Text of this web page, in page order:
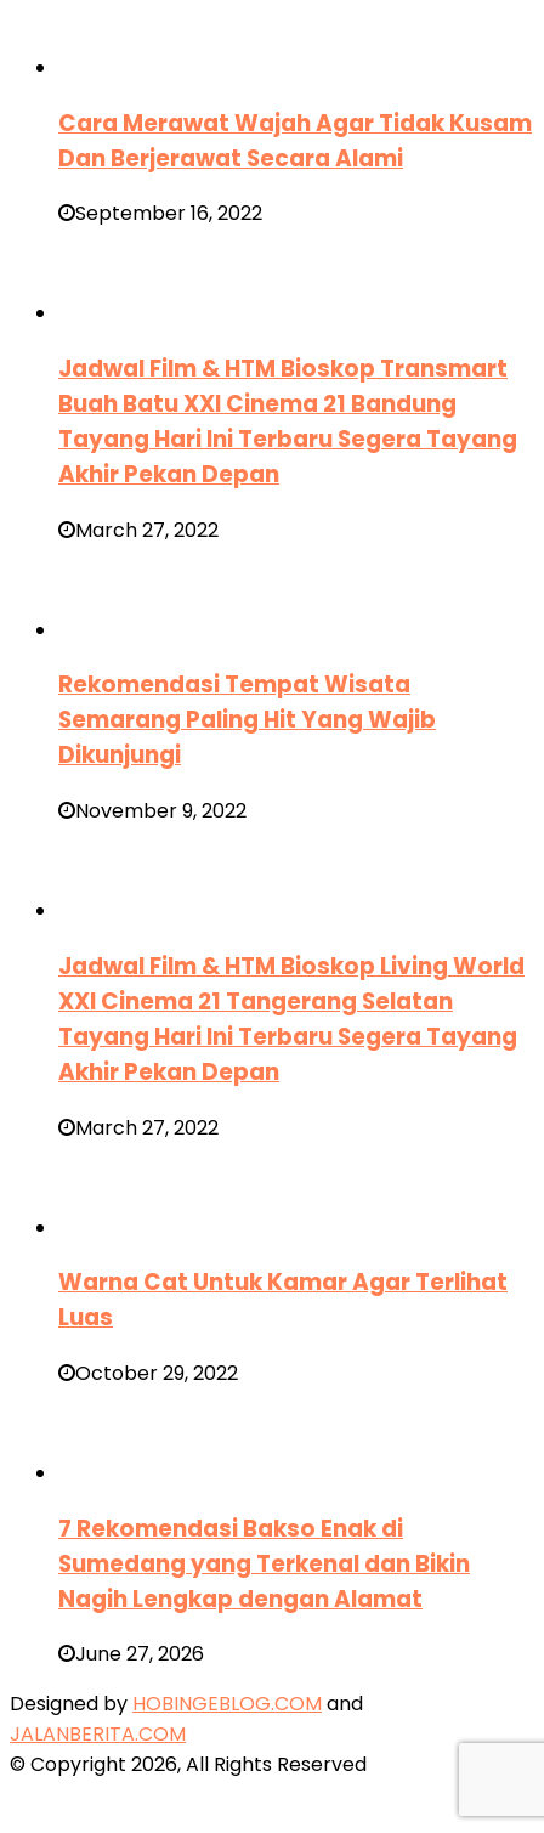
Cara Merawat Wajah Agar Tidak Kusam
Dan Berjerawat Secara Alami
September 16, 2022
Jadwal Film & HTM Bioskop Transmart
Buah Batu XXI Cinema 21 Bandung
Tayang Hari Ini Terbaru Segera Tayang
Akhir Pekan Depan
March 27, 2022
Rekomendasi Tempat Wisata
Semarang Paling Hit Yang Wajib
Dikunjungi
November 9, 2022
Jadwal Film & HTM Bioskop Living World
XXI Cinema 21 Tangerang Selatan
Tayang Hari Ini Terbaru Segera Tayang
Akhir Pekan Depan
March 27, 2022
Warna Cat Untuk Kamar Agar Terlihat
Luas
October 29, 2022
7 Rekomendasi Bakso Enak di
Sumedang yang Terkenal dan Bikin
Nagih Lengkap dengan Alamat
June 27, 2026
Designed by HOBINGEBLOG.COMand
JALANBERITA.COM
© Copyright 2026, All Rights Reserved